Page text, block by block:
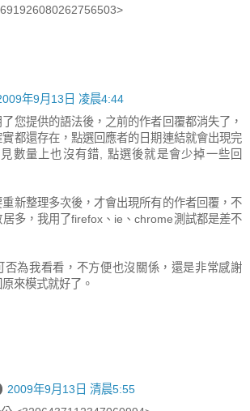
年9月13日 凌晨4:44
您提供的語法後，之前的作者回覆都消失了，
都還存在，點選回應者的日期連結就會出現完
數量上也沒有錯, 點選後就是會少掉一些回
新整理多次後，才會出現所有的作者回覆，不
多，我用了firefox、ie、chrome測試都是差不
否為我看看，不方便也沒關係，還是非常感謝
來模式就好了。
2009年9月13日 清晨5:55